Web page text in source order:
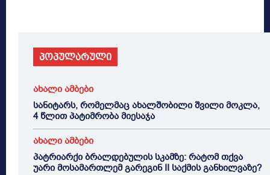
პოპულარული
ახალი ამბები
სანიტარს, რომელმაც ახალშობილი შვილი მოკლა,
4 წლით პატიმრობა მიესაჯა
ახალი ამბები
პატრიარქი ბრალდებულის სკამზე: რატომ თქვა
უარი მოსამართლემ გარეგინ II საქმის განხილვაზე?